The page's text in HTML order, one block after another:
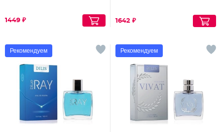
1449 ₽ 1642 ₽
Рекомендуем Рекомендуем